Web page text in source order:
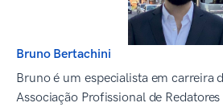
Bruno Bertachini
Bruno é um especialista em carreira
Associação Profissional de